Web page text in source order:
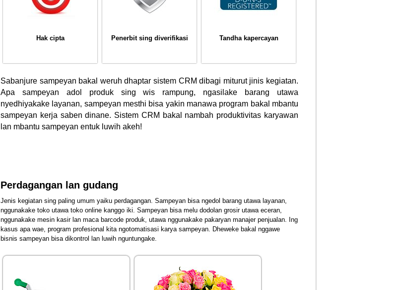
Hak cipta Penerbit sing diverifikasi Tandha kapercayan
Sabanjure sampeyan bakal weruh dhaptar sistem CRM dibagi miturut jinis kegiatan.
Apa sampeyan adol produk sing wis rampung, ngasilake barang utawa
nyedhiyakake layanan, sampeyan mesthi bisa yakin manawa program bakal mbantu
sampeyan kerja saben dinane. Sistem CRM bakal nambah produktivitas karyawan
lan mbantu sampeyan entuk luwih akeh!
Perdagangan lan gudang
Jenis kegiatan sing paling umum yaiku perdagangan. Sampeyan bisa ngedol barang utawa layanan,
nggunakake toko utawa toko online kanggo iki. Sampeyan bisa melu dodolan grosir utawa eceran,
nggunakake mesin kasir lan maca barcode produk, utawa nggunakake pakaryan manajer penjualan. Ing
kasus apa wae, program profesional kita ngotomatisasi karya sampeyan. Dheweke bakal nggawe
bisnis sampeyan bisa dikontrol lan luwih nguntungake.